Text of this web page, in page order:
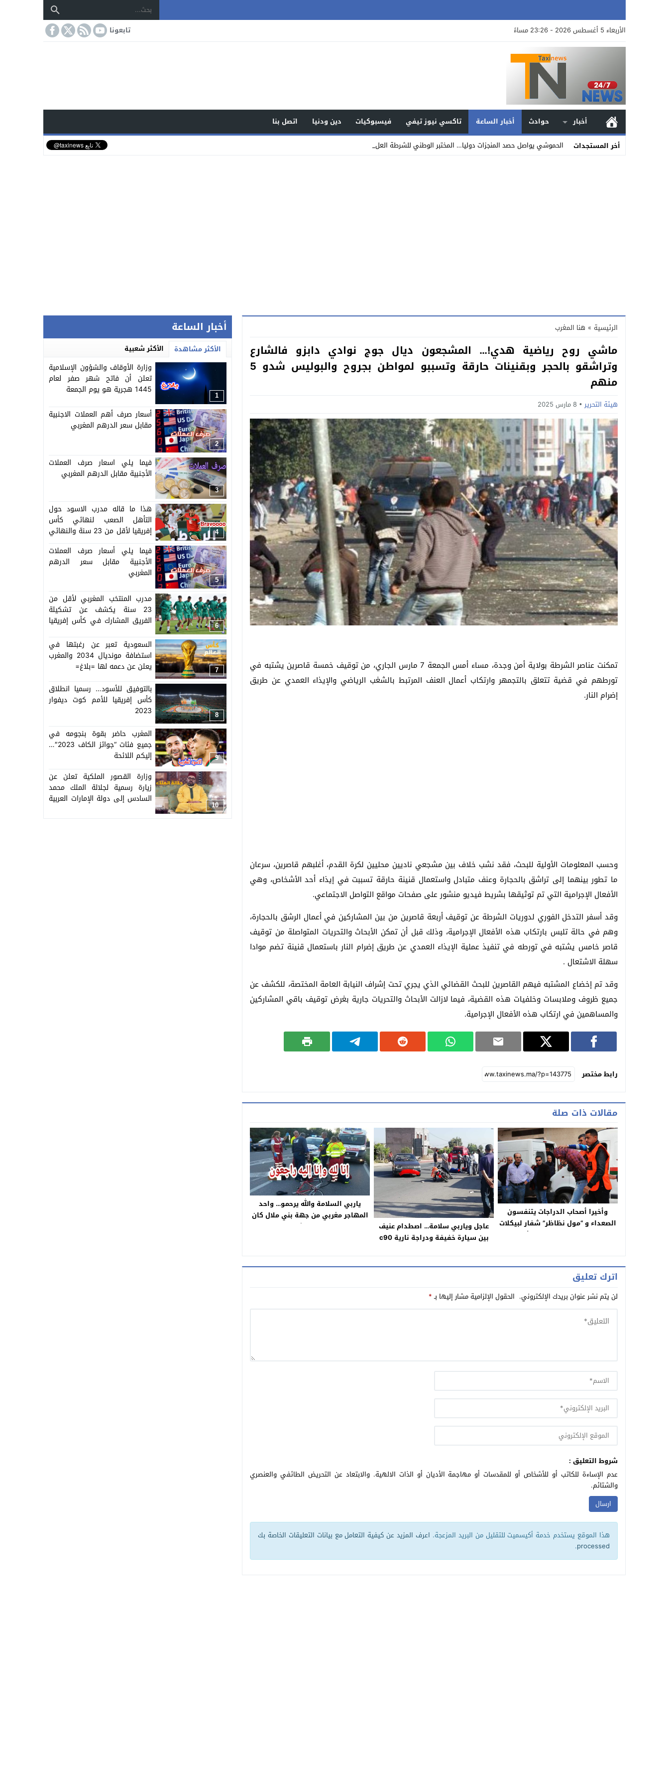
الأربعاء 5 أغسطس 2026 - 23:26 مساءً تابعونا
أخبار حوادث أخبار الساعة تاكسي نيوز تيفي فيسبوكيات دين ودنيا
اتصل بنا
أخر المستجدات
الحموشي يواصل حصد المنجزات دوليا… المختبر الوطني للشرطة العلمية والتقنية ي_
الرئيسية » هنا المغرب
ماشي روح رياضية هدي!… المشجعون ديال جوج نوادي دابزو فالشارع
وتراشقو بالحجر وبقنينات حارقة وتسببو لمواطن بجروح والبوليس شدو 5
منهم
هيئة التحرير 8 مارس 2025
تمكنت عناصر الشرطة بولاية أمن وجدة، مساء أمس الجمعة 7 مارس الجاري، من توقيف خمسة قاصرين يشتبه في
تورطهم في قضية تتعلق بالتجمهر وارتكاب أعمال العنف المرتبط بالشغب الرياضي والإيذاء العمدي عن طريق
إضرام النار.
وحسب المعلومات الأولية للبحث، فقد نشب خلاف بين مشجعي ناديين محليين لكرة القدم، أغلبهم قاصرين، سرعان
ما تطور بينهما إلى تراشق بالحجارة وعنف متبادل واستعمال قنينة حارقة تسببت في إيذاء أحد الأشخاص، وهي
الأفعال الإجرامية التي تم توثيقها بشريط فيديو منشور على صفحات مواقع التواصل الاجتماعي.
وقد أسفر التدخل الفوري لدوريات الشرطة عن توقيف أربعة قاصرين من بين المشاركين في أعمال الرشق بالحجارة،
وهم في حالة تلبس بارتكاب هذه الأفعال الإجرامية، وذلك قبل أن تمكن الأبحاث والتحريات المتواصلة من توقيف
قاصر خامس يشتبه في تورطه في تنفيذ عملية الإيذاء العمدي عن طريق إضرام النار باستعمال قنينة تضم موادا
سهلة الاشتعال .
وقد تم إخضاع المشتبه فيهم القاصرين للبحث القضائي الذي يجري تحت إشراف النيابة العامة المختصة، للكشف عن
جميع ظروف وملابسات وخلفيات هذه القضية، فيما لازالت الأبحاث والتحريات جارية بغرض توقيف باقي المشاركين
والمساهمين في ارتكاب هذه الأفعال الإجرامية.
رابط مختصر
مقالات ذات صلة
وأخيرا أصحاب الدراجات يتنفسون
الصعداء و “مول نظاظر” شفار لبيكلات
ببني ملال يقع في يد الأمن
عاجل وياربي سلامة… اصطدام عنيف
بين سيارة خفيفة ودراجة نارية c90
ياربي السلامة والله يرحمو… واحد
المهاجر مغربي من جهة بني ملال كان
غادي فبيكالتو فالشارع فطاليان
اترك تعليق
لن يتم نشر عنوان بريدك الإلكتروني. الحقول الإلزامية مشار إليها بـ*
شروط التعليق :
عدم الإساءة للكاتب أو للأشخاص أو للمقدسات أو مهاجمة الأديان أو الذات الالهية. والابتعاد عن التحريض الطائفي والعنصري
والشتائم.
هذا الموقع يستخدم خدمة أكيسميت للتقليل من البريد المزعجة. اعرف المزيد عن كيفية التعامل مع بيانات التعليقات الخاصة بك
processed
.
أخبار الساعة
الأكثر مشاهدة الأكثر شعبية
1
وزارة الأوقاف والشؤون الإسلامية
تعلن أن فاتح شهر صفر لعام
1445 هجرية هو يوم الجمعة
2
أسعار صرف أهم العملات الاجنبية
مقابل سعر الدرهم المغربي
3
فيما يلي اسعار صرف العملات
الأجنبية مقابل الدرهم المغربي
4
هذا ما قاله مدرب الاسود حول
التأهل الصعب لنهائي كأس
إفريقيا لأقل من 23 سنة والنهائي
5
فيما يلي أسعار صرف العملات
الأجنبية مقابل سعر الدرهم
المغربي
6
مدرب المنتخب المغربي لأقل من
23 سنة يكشف عن تشكيلة
الفريق المشارك في كأس إفريقيا
7
السعودية تعبر عن رغبتها في
استضافة مونديال 2034 والمغرب
يعلن عن دعمه لها =بلاغ=
8
بالتوفيق للأسود… رسميا انطلاق
كأس إفريقيا للأمم كوت ديفوار
2023
9
المغرب حاضر بقوة بنجومه في
جميع فئات “جوائز الكاف 2023″…
إليكم اللائحة
10
وزارة القصور الملكية تعلن عن
زيارة رسمية لجلالة الملك محمد
السادس إلى دولة الإمارات العربية